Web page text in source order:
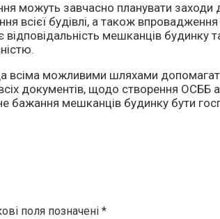
можуть завчасно планувати заходи
всієї будівлі, а також впровадження
мешканців будинку
всіма можливими шляхами
документів, щодо створення ОСББ
бажання мешканців будинку бути
поля позначені*